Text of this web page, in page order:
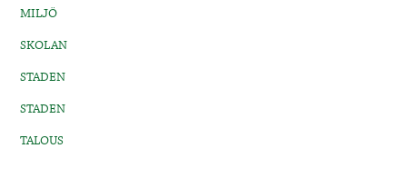
MILJÖ
SKOLAN
STADEN
STADEN
TALOUS